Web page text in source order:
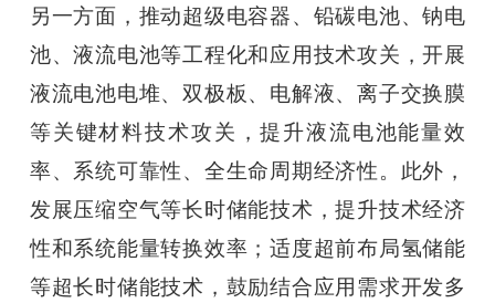
另一方面，推动超级电容器、铅碳电池、钠电
池、液流电池等工程化和应用技术攻关，开展
液流电池电堆、双极板、电解液、离子交换膜
等关键材料技术攻关，提升液流电池能量效
率、系统可靠性、全生命周期经济性。此外，
发展压缩空气等长时储能技术，提升技术经济
性和系统能量转换效率；适度超前布局氢储能
等超长时储能技术，鼓励结合应用需求开发多